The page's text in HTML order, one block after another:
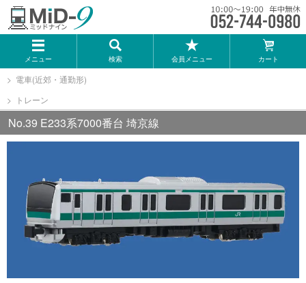
メニュー 検索 会員メニュー カート
メーカー一覧
TOMIX
KATO
トミーテック
マイクロエース
電車(近郊・通勤形)
トレーン
No.39 E233系7000番台 埼京線